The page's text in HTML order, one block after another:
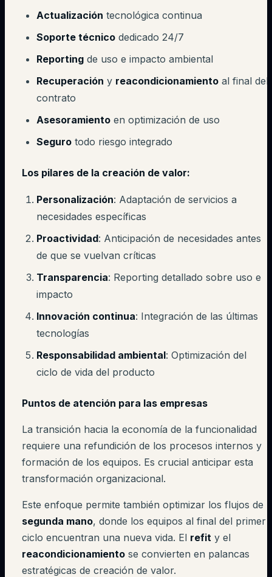
Actualización tecnológica continua
Soporte técnico dedicado 24/7
Reporting de uso e impacto ambiental
Recuperación y reacondicionamiento al final del
contrato
Asesoramiento en optimización de uso
Seguro todo riesgo integrado
Los pilares de la creación de valor:
Personalización: Adaptación de servicios a
necesidades específicas
Proactividad: Anticipación de necesidades antes
de que se vuelvan críticas
Transparencia: Reporting detallado sobre uso e
impacto
Innovación continua: Integración de las últimas
tecnologías
Responsabilidad ambiental: Optimización del
ciclo de vida del producto
Puntos de atención para las empresas
La transición hacia la economía de la funcionalidad
requiere una refundición de los procesos internos y
formación de los equipos. Es crucial anticipar esta
transformación organizacional.
Este enfoque permite también optimizar los flujos de
segunda mano, donde los equipos al final del primer
ciclo encuentran una nueva vida. El refit y el
reacondicionamiento se convierten en palancas
estratégicas de creación de valor.